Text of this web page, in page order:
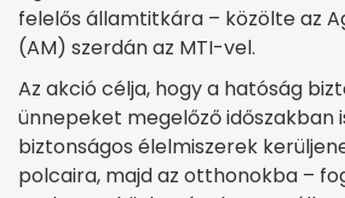
felelős államtitkára – közölte az
(AM) szerdán az MTI-vel.
Az akció célja, hogy a hatóság
ünnepeket megelőző időszakban
biztonságos élelmiszerek
polcaira, majd az otthonokba –